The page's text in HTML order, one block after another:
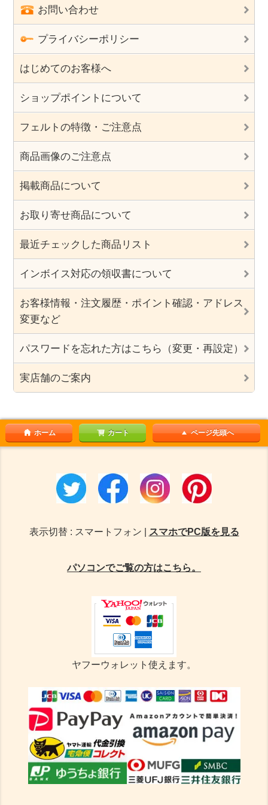
お問い合わせ
プライバシーポリシー
はじめてのお客様へ
ショップポイントについて
フェルトの特徴・ご注意点
商品画像のご注意点
掲載商品について
お取り寄せ商品について
最近チェックした商品リスト
インボイス対応の領収書について
お客様情報・注文履歴・ポイント確認・アドレス
変更など
パスワードを忘れた方はこちら（変更・再設定）
実店舗のご案内
ホーム カート ページ先頭へ
表示切替 : スマートフォン | スマホでPC版を見る
パソコンでご覧の方はこちら。
ヤフーウォレット使えます。